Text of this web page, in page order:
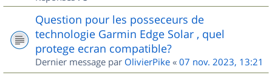
Question pour les posseceurs de
technologie Garmin Edge Solar , quel
protege ecran compatible?
Dernier message par OlivierPike « 07 nov. 2023, 13:21